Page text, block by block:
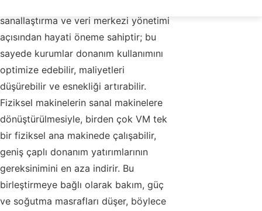
sanallaştırma ve veri merkezi yönetimi
açısından hayati öneme sahiptir; bu
sayede kurumlar donanım kullanımını
optimize edebilir, maliyetleri
düşürebilir ve esnekliği artırabilir.
Fiziksel makinelerin sanal makinelere
dönüştürülmesiyle, birden çok VM tek
bir fiziksel ana makinede çalışabilir,
geniş çaplı donanım yatırımlarının
gereksinimini en aza indirir. Bu
birleştirmeye bağlı olarak bakım, güç
ve soğutma masrafları düşer, böylece